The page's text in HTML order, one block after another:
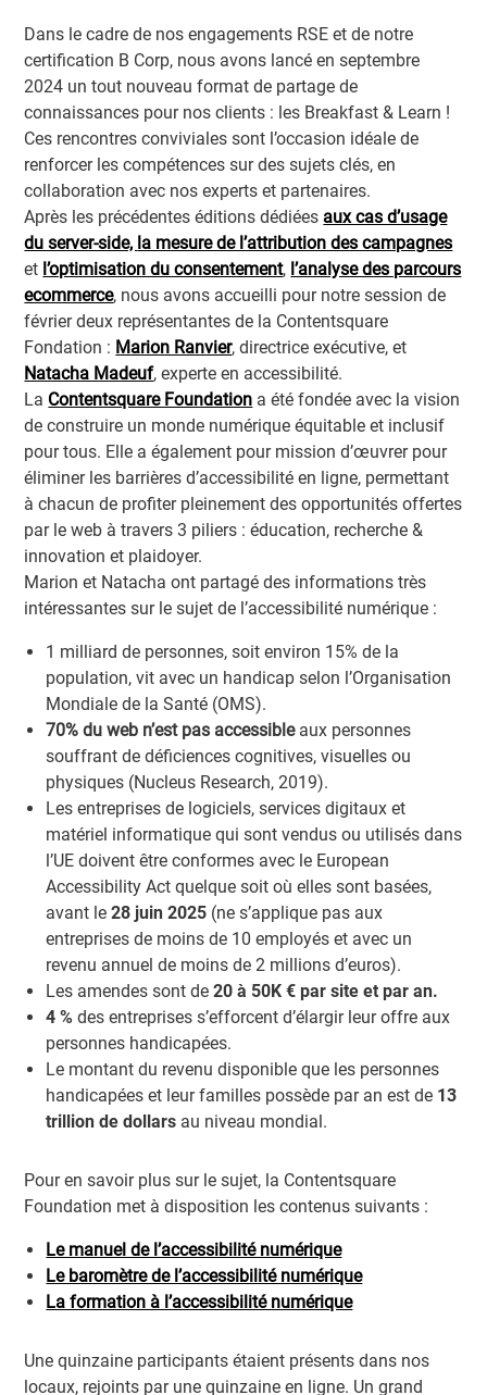
Dans le cadre de nos engagements RSE et de notre
certification B Corp, nous avons lancé en septembre
2024 un tout nouveau format de partage de
connaissances pour nos clients : les Breakfast & Learn !
Ces rencontres conviviales sont l’occasion idéale de
renforcer les compétences sur des sujets clés, en
collaboration avec nos experts et partenaires.
Après les précédentes éditions dédiées aux cas d’usage
du server-side, la mesure de l’attribution des campagnes
et l’optimisation du consentement, l’analyse des parcours
ecommerce, nous avons accueilli pour notre session de
février deux représentantes de la Contentsquare
Fondation : Marion Ranvier, directrice exécutive, et
Natacha Madeuf, experte en accessibilité.
La Contentsquare Foundation a été fondée avec la vision
de construire un monde numérique équitable et inclusif
pour tous. Elle a également pour mission d’œuvrer pour
éliminer les barrières d’accessibilité en ligne, permettant
à chacun de profiter pleinement des opportunités offertes
par le web à travers 3 piliers : éducation, recherche &
innovation et plaidoyer.
Marion et Natacha ont partagé des informations très
intéressantes sur le sujet de l’accessibilité numérique :
1 milliard de personnes, soit environ 15% de la
population, vit avec un handicap selon l’Organisation
Mondiale de la Santé (OMS).
70% du web n’est pas accessibleaux personnes
souffrant de déficiences cognitives, visuelles ou
physiques (Nucleus Research, 2019).
Les entreprises de logiciels, services digitaux et
matériel informatique qui sont vendus ou utilisés dans
l’UE doivent être conformes avec le European
Accessibility Act quelque soit où elles sont basées,
avant le28 juin 2025 (ne s’applique pas aux
entreprises de moins de 10 employés et avec un
revenu annuel de moins de 2 millions d’euros).
Les amendes sont de20 à 50K € par site et par an.
4 % des entreprises s’efforcent d’élargir leur offre aux
personnes handicapées.
Le montant du revenu disponible que les personnes
handicapées et leur familles possède par an est de 13
trillion de dollars au niveau mondial.
Pour en savoir plus sur le sujet, la Contentsquare
Foundation met à disposition les contenus suivants :
Le manuel de l’accessibilité numérique
Le baromètre de l’accessibilité numérique
La formation à l’accessibilité numérique
Une quinzaine participants étaient présents dans nos
locaux, rejoints par une quinzaine en ligne. Un grand